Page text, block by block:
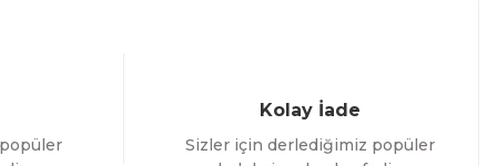
Kolay İade
Sizler için derlediğimiz popüler